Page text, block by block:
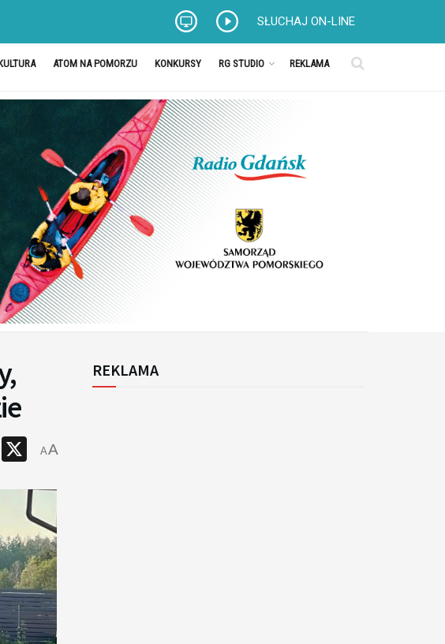
SŁUCHAJ ON-LINE
ATOM NA POMORZU KONKURSY RG STUDIO REKLAMA
Facebook
X
AA
REKLAMA